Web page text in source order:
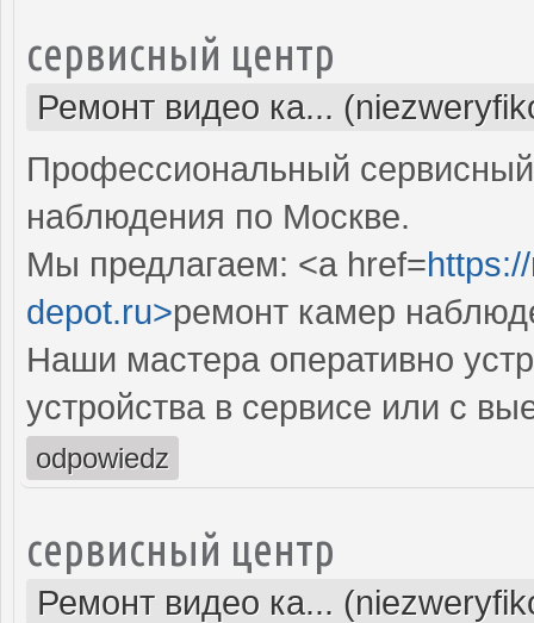
сервисный центр
Ремонт видео ка...
Профессиональный
наблюдения по Москве.
Мы предлагаем: <a href=
depot.ru>ремонт камер
Наши мастера оперативно
устройства в сервисе или с
odpowiedz
сервисный центр
Ремонт видео ка...